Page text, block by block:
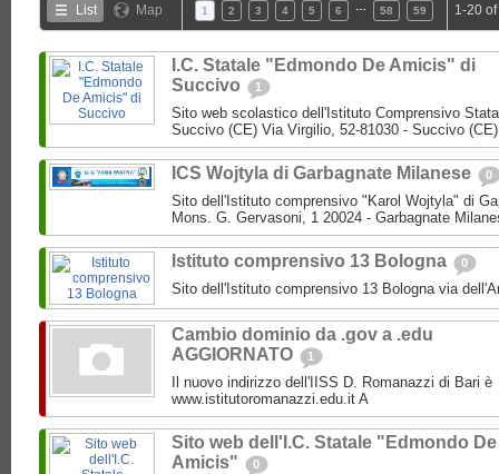
List Map 1 2 3 4 5 6 58 59 1-20
I.C. Statale "Edmondo De Amicis" di
Succivo
1
Sito web scolastico dell'Istituto Comprensivo
Succivo (CE) Via Virgilio, 52-81030 - Succivo
ICS Wojtyla di Garbagnate Milanese 0
Sito dell'Istituto comprensivo "Karol Wojtyla" di
Mons. G. Gervasoni, 1 20024 - Garbagnate
Istituto comprensivo 13 Bologna 0
Sito dell'Istituto comprensivo 13 Bologna via
Cambio dominio da .gov a .edu
AGGIORNATO
1
Il nuovo indirizzo dell'IISS D. Romanazzi di Bari è
www.istitutoromanazzi.edu.it A
Sito web dell'I.C. Statale "Edmondo De
Amicis"
0